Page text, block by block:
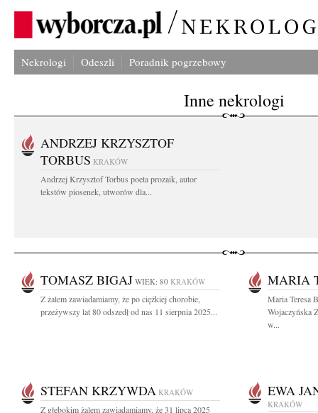
Nekrologi Odeszli Poradnik pogrzebowy
Inne nekrologi
ANDRZEJ KRZYSZTOF
TORBUS KRAKÓW
Andrzej Krzysztof Torbus poeta prozaik, autor
tekstów piosenek, utworów dla...
TOMASZ BIGAJ WIEK: 80 KRAKÓW
Z żalem zawiadamiamy, że po ciężkiej chorobie,
przeżywszy lat 80 odszedł od nas 11 sierpnia 2025...
MARIA
Maria Teresa
Wojaczyńska
w...
STEFAN KRZYWDA KRAKÓW
Z głębokim żalem zawiadamiamy, że 31 lipca 2025
EWA
KRAKÓW